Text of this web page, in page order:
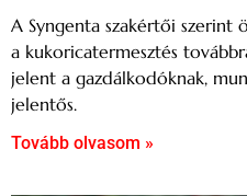
A Syngenta szakértői
a kukoricatermesztés
jelent a gazdálkodóknak,
jelentős.
Tovább olvasom »